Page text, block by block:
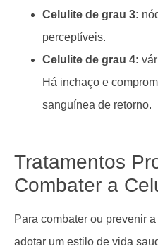
Celulite de grau 3:
perceptíveis.
Celulite de grau 4:
Há inchaço e
sanguínea de retorno.
Tratamentos
Combater a
Para combater ou prevenir
adotar um estilo de vida